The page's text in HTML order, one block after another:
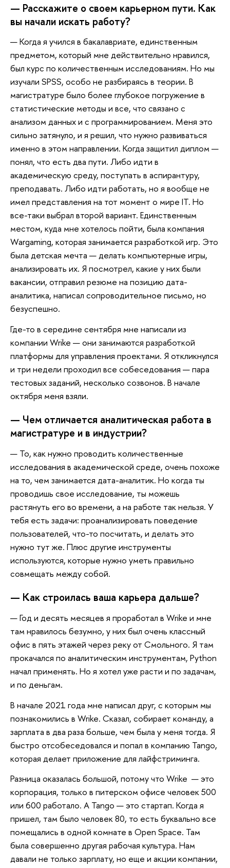
— Расскажите о своем карьерном пути. Как
вы начали искать работу?
— Когда я учился в бакалавриате, единственным
предметом, который мне действительно нравился,
был курс по количественным исследованиям. Но мы
изучали SPSS, особо не разбираясь в теории. В
магистратуре было более глубокое погружение в
статистические методы и все, что связано с
анализом данных и с программированием. Меня это
сильно затянуло, и я решил, что нужно развиваться
именно в этом направлении. Когда защитил диплом —
понял, что есть два пути. Либо идти в
академическую среду, поступать в аспирантуру,
преподавать. Либо идти работать, но я вообще не
имел представления на тот момент о мире IT. Но
все-таки выбрал второй вариант. Единственным
местом, куда мне хотелось пойти, была компания
Wargaming, которая занимается разработкой игр. Это
была детская мечта — делать компьютерные игры,
анализировать их. Я посмотрел, какие у них были
вакансии, отправил резюме на позицию дата-
аналитика, написал сопроводительное письмо, но
безуспешно.
Где-то в середине сентября мне написали из
компании Wrike — они занимаются разработкой
платформы для управления проектами. Я откликнулся
и три недели проходил все собеседования — пара
тестовых заданий, несколько созвонов. В начале
октября меня взяли.
— Чем отличается аналитическая работа в
магистратуре и в индустрии?
— То, как нужно проводить количественные
исследования в академической среде, очень похоже
на то, чем занимается дата-аналитик. Но когда ты
проводишь свое исследование, ты можешь
растянуть его во времени, а на работе так нельзя. У
тебя есть задачи: проанализировать поведение
пользователей, что-то посчитать, и делать это
нужно тут же. Плюс другие инструменты
используются, которые нужно уметь правильно
совмещать между собой.
— Как строилась ваша карьера дальше?
— Год и десять месяцев я проработал в Wrike и мне
там нравилось безумно, у них был очень классный
офис в пять этажей через реку от Смольного. Я там
прокачался по аналитическим инструментам, Python
начал применять. Но я хотел уже расти и по задачам,
и по деньгам.
В начале 2021 года мне написал друг, с которым мы
познакомились в Wrike. Сказал, собирает команду, а
зарплата в два раза больше, чем была у меня тогда. Я
быстро отсобеседовался и попал в компанию Tango,
которая делает приложение для лайфстриминга.
Разница оказалась большой, потому что Wrike — это
корпорация, только в питерском офисе человек 500
или 600 работало. А Tango — это стартап. Когда я
пришел, там было человек 80, то есть буквально все
помещались в одной комнате в Open Space. Там
была совершенно другая рабочая культура. Нам
давали не только зарплату, но еще и акции компании,